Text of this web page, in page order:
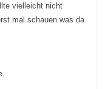
vielleicht nicht
mal schauen was da